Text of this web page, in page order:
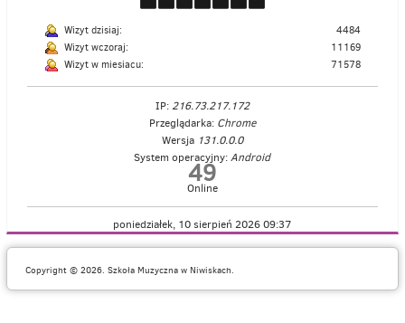
Wizyt dzisiaj:
4484
Wizyt wczoraj:
11169
Wizyt w miesiacu:
71578
IP: 216.73.217.172
Przeglądarka: Chrome
Wersja 131.0.0.0
System operacyjny:Android
49
Online
poniedziałek, 10 sierpień 2026 09:37
Copyright © 2026. Szkoła Muzyczna w Niwiskach.